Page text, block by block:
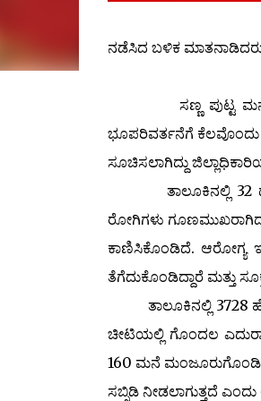
ನಡೆಸಿದ ಬಳಿಕ
ಸಣ್ಣ ಪುಟ್ಟ ಮನೆ
ಭೂಪರಿವರ್ತನೆಗೆ ಕೆಲವೊಂದು
ಸೂಚಿಸಲಾಗಿದ್ದು
ತಾಲೂಕಿನಲ್ಲಿ 32
ರೋಗಿಗಳು
ಕಾಣಿಸಿಕೊಂಡಿದೆ. ಆರೋಗ್ಯ
ತೆಗೆದುಕೊಂಡಿದ್ದಾರೆ ಮತ್ತು
ತಾಲೂಕಿನಲ್ಲಿ 3728
ಚೀಟಿಯಲ್ಲಿ ಗೊಂದಲ
160 ಮನೆ
ಸಬ್ಸಿಡಿ ನೀಡಲಾಗುತ್ತದೆ